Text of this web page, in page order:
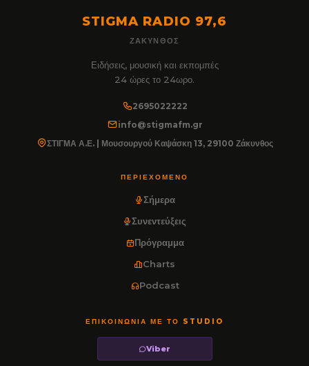
STIGMA RADIO 97,6
ΖΆΚΥΝΘΟΣ
Ειδήσεις, μουσική και εκπομπές
24 ώρες το 24ωρο.
2695022222
info@stigmafm.gr
ΣΤΙΓΜΑ Α.Ε. | Μουσουργού Καψάσκη 13, 29100 Ζάκυνθος
ΠΕΡΙΕΧΌΜΕΝΟ
Σήμερα
Συνεντεύξεις
Πρόγραμμα
Charts
Podcast
ΕΠΙΚΟΙΝΩΝΊΑ ΜΕ ΤΟ STUDIO
Viber